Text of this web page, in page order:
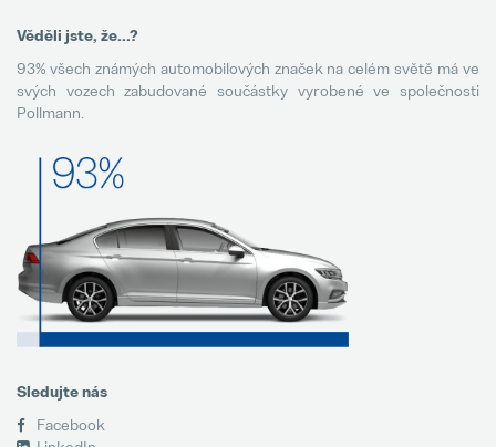
Věděli jste, že...?
93% všech známých automobilových značek na celém světě má ve
svých vozech zabudované součástky vyrobené ve společnosti
Pollmann.
Sledujte nás
Facebook